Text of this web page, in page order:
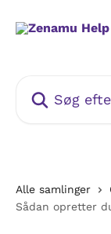
Alle samlinger
Sådan opretter